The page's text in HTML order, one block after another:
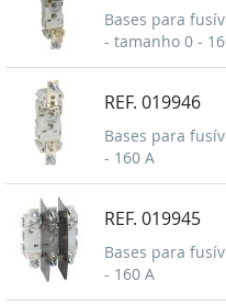
Bases para
- tamanho 0 -
REF. 019946
Bases para
- 160 A
REF. 019945
Bases para
- 160 A